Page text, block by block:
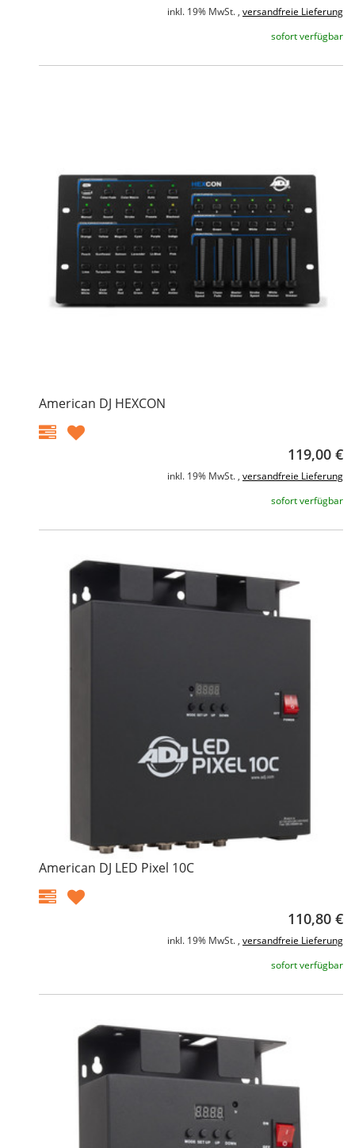
inkl. 19% MwSt. , versandfreie Lieferung
sofort verfügbar
American DJ HEXCON
119,00 €
inkl. 19% MwSt. , versandfreie Lieferung
sofort verfügbar
American DJ LED Pixel 10C
110,80 €
inkl. 19% MwSt. , versandfreie Lieferung
sofort verfügbar